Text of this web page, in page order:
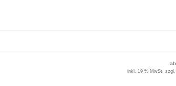
ab
inkl. 19 % MwSt. zzgl.